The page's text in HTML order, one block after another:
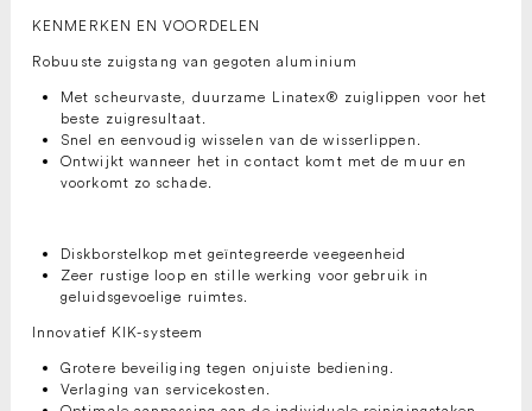
KENMERKEN EN VOORDELEN
Robuuste zuigstang van gegoten aluminium
Met scheurvaste, duurzame Linatex® zuiglippen voor het
beste zuigresultaat.
Snel en eenvoudig wisselen van de wisserlippen.
Ontwijkt wanneer het in contact komt met de muur en
voorkomt zo schade.
Diskborstelkop met geïntegreerde veegeenheid
Zeer rustige loop en stille werking voor gebruik in
geluidsgevoelige ruimtes.
Innovatief KIK-systeem
Grotere beveiliging tegen onjuiste bediening.
Verlaging van servicekosten.